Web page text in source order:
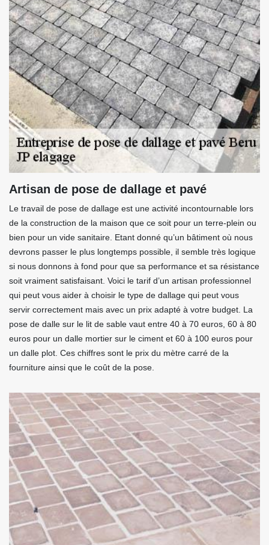
Artisan de pose de dallage et pavé
Le travail de pose de dallage est une activité incontournable lors
de la construction de la maison que ce soit pour un terre-plein ou
bien pour un vide sanitaire. Etant donné qu’un bâtiment où nous
devrons passer le plus longtemps possible, il semble très logique
si nous donnons à fond pour que sa performance et sa résistance
soit vraiment satisfaisant. Voici le tarif d’un artisan professionnel
qui peut vous aider à choisir le type de dallage qui peut vous
servir correctement mais avec un prix adapté à votre budget. La
pose de dalle sur le lit de sable vaut entre 40 à 70 euros, 60 à 80
euros pour un dalle mortier sur le ciment et 60 à 100 euros pour
un dalle plot. Ces chiffres sont le prix du mètre carré de la
fourniture ainsi que le coût de la pose.